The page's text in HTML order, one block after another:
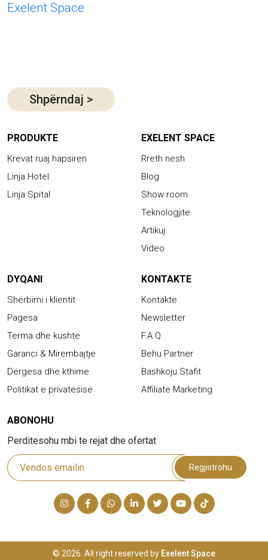
Exelent Space
Shpërndaj >
PRODUKTE
Krevat ruaj hapsiren
Linja Hotel
Linja Spital
EXELENT SPACE
Rreth nesh
Blog
Show room
Teknologjite
Artikuj
Video
DYQANI
Shërbimi i klientit
Pagesa
Terma dhe kushte
Garanci & Mirembajtje
Dërgesa dhe kthime
Politikat e privatesise
KONTAKTE
Kontakte
Newsletter
F.A.Q
Behu Partner
Bashkoju Stafit
Affiliate Marketing
ABONOHU
Perditesohu mbi te rejat dhe ofertat
Regjistrohu
© 2026. All right reserved by Exelent Space